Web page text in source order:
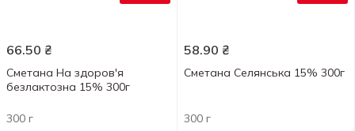
66.50 ₴
Сметана На здоров'я
безлактозна 15% 300г
300 г
58.90 ₴
Сметана Селянська 15% 300г
300 г